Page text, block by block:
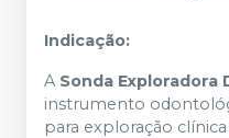
Indicação:
A Sonda Exploradora
instrumento
para exploração